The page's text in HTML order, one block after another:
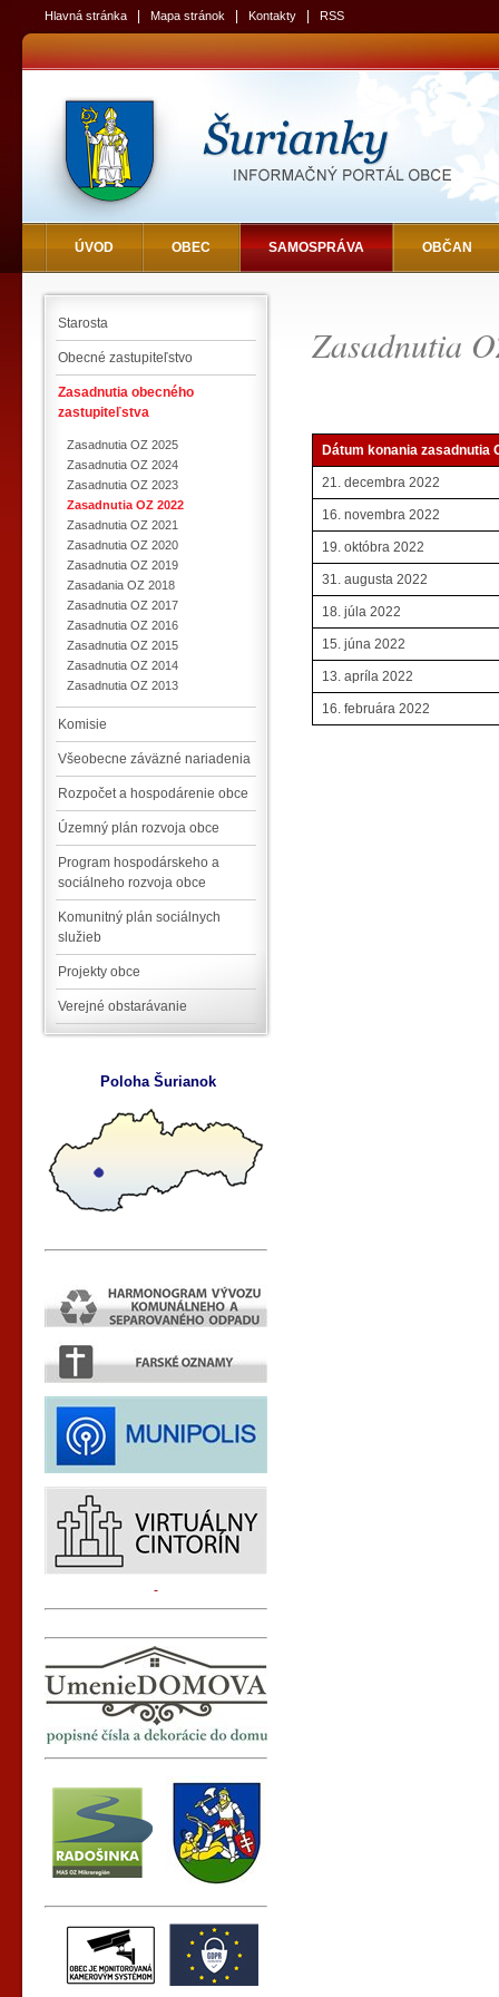
Hlavná stránka Mapa stránok Kontakty RSS
ÚVOD OBEC SAMOSPRÁVA OBČAN
Starosta
Obecné zastupiteľstvo
Zasadnutia obecného
zastupiteľstva
Zasadnutia OZ 2025
Zasadnutia OZ 2024
Zasadnutia OZ 2023
Zasadnutia OZ 2022
Zasadnutia OZ 2021
Zasadnutia OZ 2020
Zasadnutia OZ 2019
Zasadania OZ 2018
Zasadnutia OZ 2017
Zasadnutia OZ 2016
Zasadnutia OZ 2015
Zasadnutia OZ 2014
Zasadnutia OZ 2013
Komisie
Všeobecne záväzné nariadenia
Rozpočet a hospodárenie obce
Územný plán rozvoja obce
Program hospodárskeho a
sociálneho rozvoja obce
Komunitný plán sociálnych
služieb
Projekty obce
Verejné obstarávanie
Poloha Šurianok
Zasadnutia
Dátum konania zasadnutia
21. decembra 2022
16. novembra 2022
19. októbra 2022
31. augusta 2022
18. júla 2022
15. júna 2022
13. apríla 2022
16. februára 2022